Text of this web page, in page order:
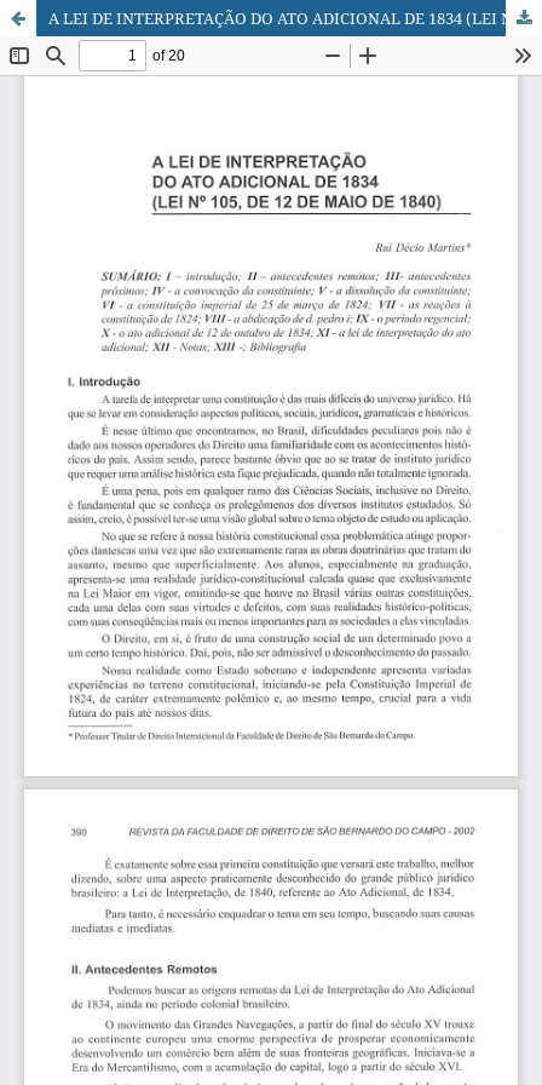
A LEI DE INTERPRETAÇÃO DO ATO ADICIONAL DE 1834 (LEI Nº 105, DE 12 DE MAIO DE 1840)